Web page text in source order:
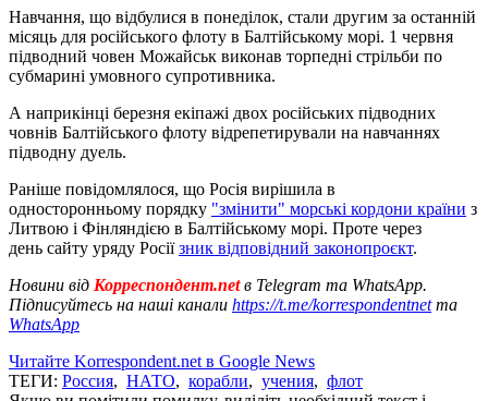
Навчання, що відбулися в понеділок, стали другим за останній
місяць для російського флоту в Балтійському морі. 1 червня
підводний човен Можайськ виконав торпедні стрільби по
субмарині умовного супротивника.
А наприкінці березня екіпажі двох російських підводних
човнів Балтійського флоту відрепетирували на навчаннях
підводну дуель.
Раніше повідомлялося, що Росія вирішила в
односторонньому порядку "змінити" морські кордони країни з
Литвою і Фінляндією в Балтійському морі. Проте через
день сайту уряду Росіїзник відповідний законопроєкт.
Новини від Корреспондент.netв Telegram та WhatsApp.
Підписуйтесь на наші канали https://t.me/korrespondentnetта
WhatsApp
Читайте Korrespondent.net в Google News
ТЕГИ: Россия, НАТО, корабли, учения, флот